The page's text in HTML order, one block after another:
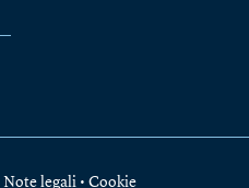
Note legali • Cookie